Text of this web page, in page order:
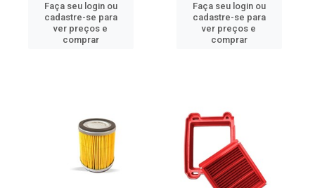
Faça seu login ou
cadastre-se para
ver preços e
comprar
Faça seu login ou
cadastre-se para
ver preços e
comprar